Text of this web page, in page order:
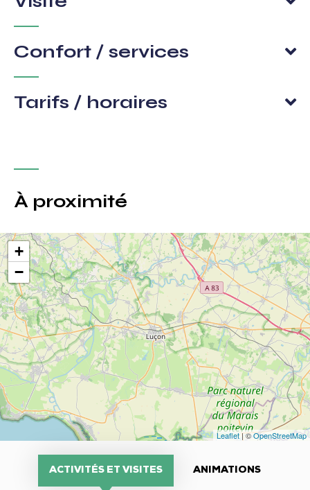
Confort / services
Tarifs / horaires
À proximité
+
−
Leaflet| ©OpenStreetMap
ACTIVITÉS ET VISITES ANIMATIONS